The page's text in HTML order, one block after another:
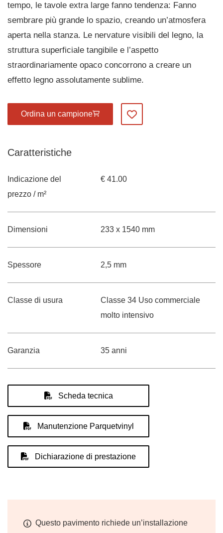
tempo, le tavole extra large fanno tendenza: Fanno
sembrare più grande lo spazio, creando un’atmosfera
aperta nella stanza. Le nervature visibili del legno, la
struttura superficiale tangibile e l’aspetto
straordinariamente opaco concorrono a creare un
effetto legno assolutamente sublime.
Ordina un campione Aggiungi ai miei preferiti
Caratteristiche
Indicazione del
prezzo / m²
€ 41.00
Dimensioni 233 x 1540 mm
Spessore 2,5 mm
Classe di usura
Classe 34 Uso commerciale
molto intensivo
Garanzia 35 anni
Scheda tecnica
Manutenzione Parquetvinyl
Dichiarazione di prestazione
Questo pavimento richiede un’installazione